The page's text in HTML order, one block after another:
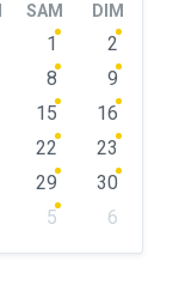
SAM DIM
1
2
8
9
15
16
22
23
29
30
5
6